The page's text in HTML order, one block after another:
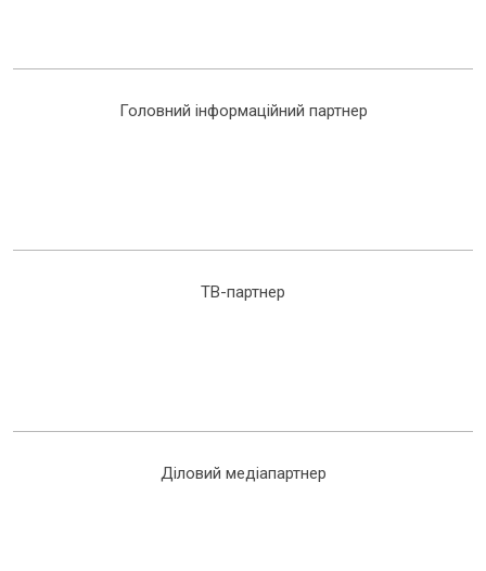
Головний інформаційний партнер
ТВ-партнер
Діловий медіапартнер